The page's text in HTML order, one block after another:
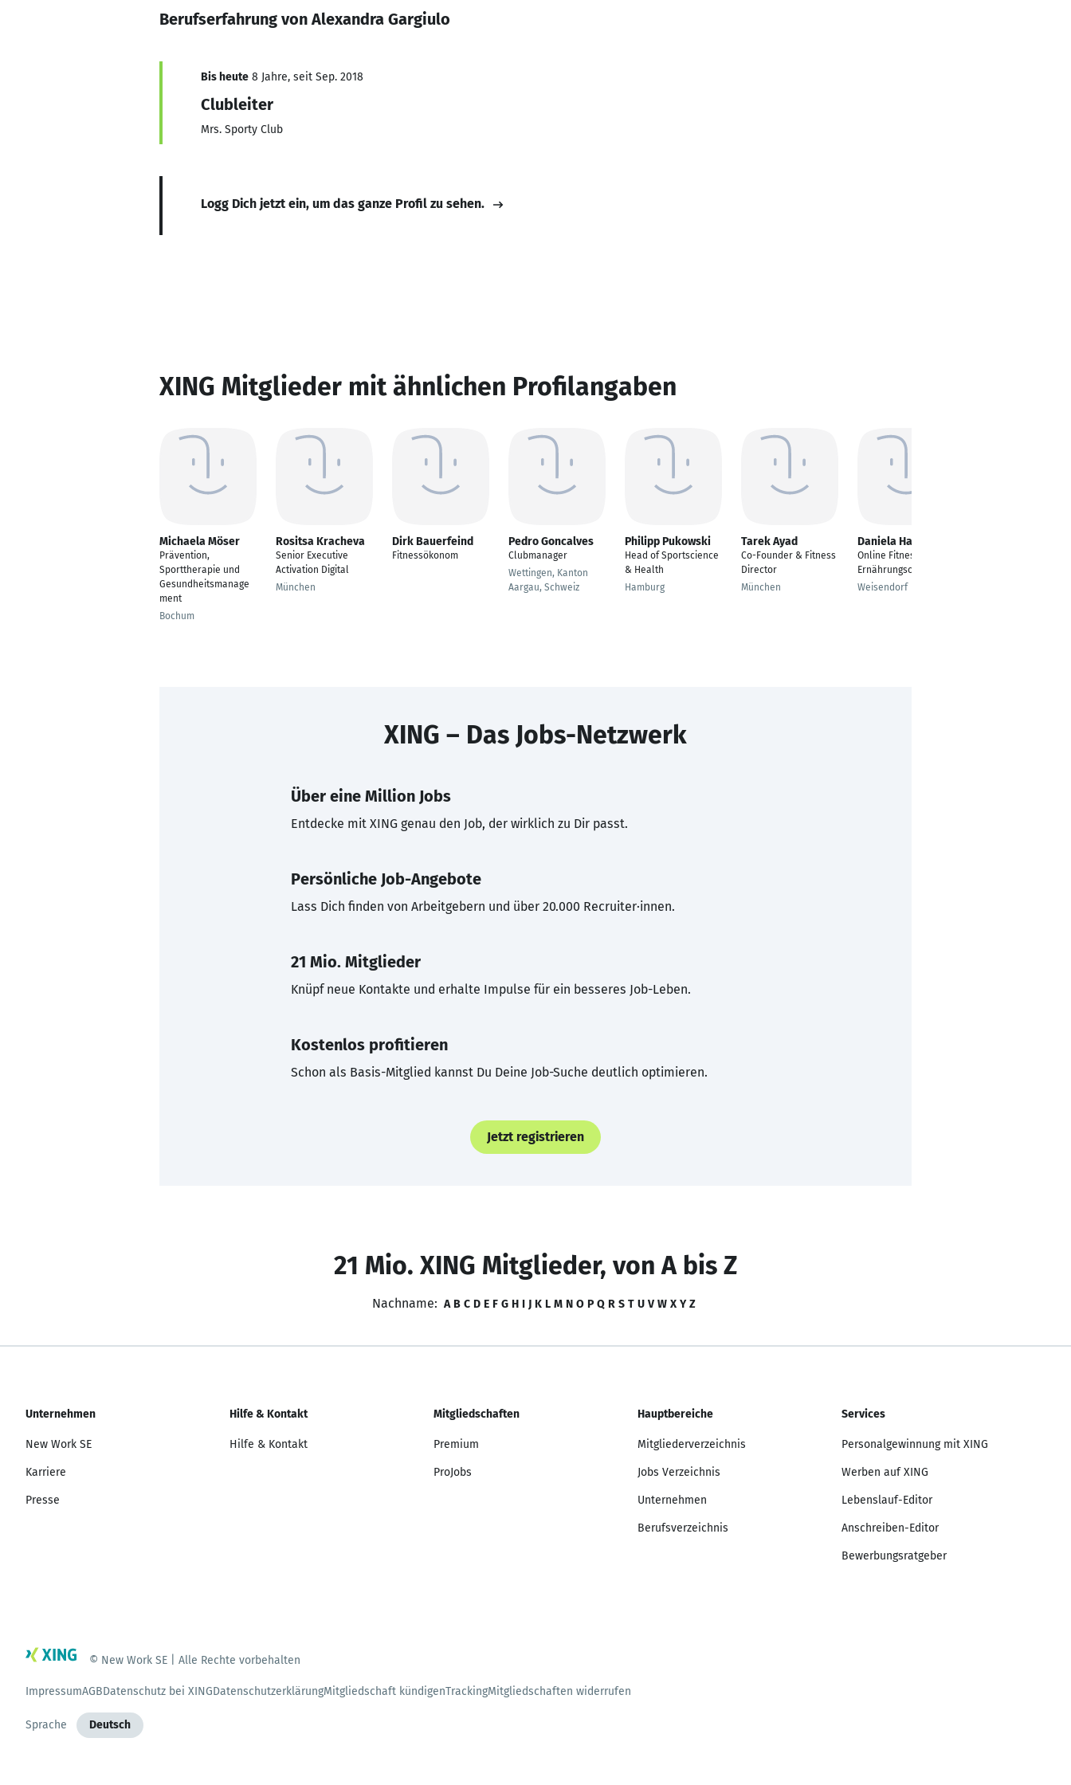
Berufserfahrung von Alexandra Gargiulo
Bis heute 8 Jahre, seit Sep. 2018
Clubleiter
Mrs. Sporty Club
Logg Dich jetzt ein, um das ganze Profil zu sehen.
XING Mitglieder mit ähnlichen Profilangaben
Michaela Möser
Prävention,
Sporttherapie und
Gesundheitsmanage
ment
Bochum
Rositsa Kracheva
Senior Executive
Activation Digital
München
Dirk Bauerfeind
Fitnessökonom
Pedro Goncalves
Clubmanager
Wettingen, Kanton
Aargau, Schweiz
Philipp Pukowski
Head of Sportscience
& Health
Hamburg
Tarek Ayad
Co-Founder & Fitness
Director
München
Daniela Hauser
Online Fitness- und
Ernährungscoach
Weisendorf
XING – Das Jobs-Netzwerk
Über eine Million Jobs
Entdecke mit XING genau den Job, der wirklich zu Dir passt.
Persönliche Job-Angebote
Lass Dich finden von Arbeitgebern und über 20.000 Recruiter·innen.
21 Mio. Mitglieder
Knüpf neue Kontakte und erhalte Impulse für ein besseres Job-Leben.
Kostenlos profitieren
Schon als Basis-Mitglied kannst Du Deine Job-Suche deutlich optimieren.
Jetzt registrieren
21 Mio. XING Mitglieder, von A bis Z
Nachname: A B C D E F G H I J K L M N O P Q R S T U V W X Y Z
Unternehmen
New Work SE
Karriere
Presse
Hilfe & Kontakt
Hilfe & Kontakt
Mitgliedschaften
Premium
ProJobs
Hauptbereiche
Mitgliederverzeichnis
Jobs Verzeichnis
Unternehmen
Berufsverzeichnis
Services
Personalgewinnung mit XING
Werben auf XING
Lebenslauf-Editor
Anschreiben-Editor
Bewerbungsratgeber
© New Work SE | Alle Rechte vorbehalten
ImpressumAGBDatenschutz bei XINGDatenschutzerklärungMitgliedschaft kündigenTrackingMitgliedschaften widerrufen
Sprache Deutsch